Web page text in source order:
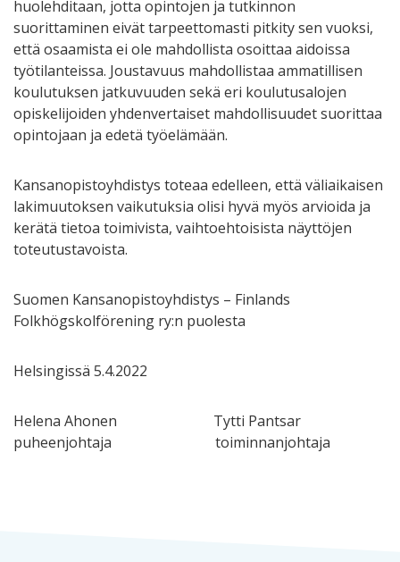
huolehditaan, jotta opintojen ja tutkinnon
suorittaminen eivät tarpeettomasti pitkity sen vuoksi,
että osaamista ei ole mahdollista osoittaa aidoissa
työtilanteissa. Joustavuus mahdollistaa ammatillisen
koulutuksen jatkuvuuden sekä eri koulutusalojen
opiskelijoiden yhdenvertaiset mahdollisuudet suorittaa
opintojaan ja edetä työelämään.
Kansanopistoyhdistys toteaa edelleen, että väliaikaisen
lakimuutoksen vaikutuksia olisi hyvä myös arvioida ja
kerätä tietoa toimivista, vaihtoehtoisista näyttöjen
toteutustavoista.
Suomen Kansanopistoyhdistys – Finlands
Folkhögskolförening ry:n puolesta
Helsingissä 5.4.2022
Helena Ahonen Tytti Pantsar
puheenjohtaja toiminnanjohtaja